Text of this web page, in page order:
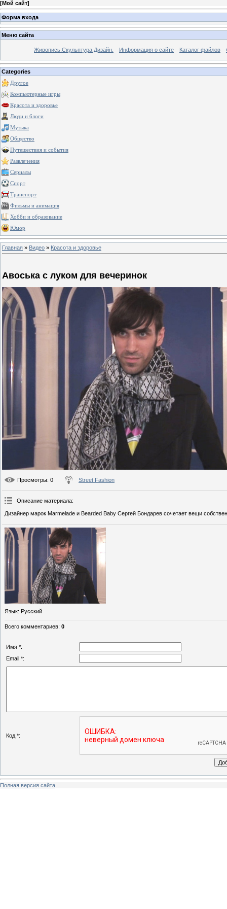
[Мой сайт]
Форма входа
Меню сайта
Живопись.Скульптура.Дизайн. Информация о сайте Каталог файлов
Categories
Другое
Компьютерные игры
Красота и здоровье
Люди и блоги
Музыка
Общество
Путешествия и события
Развлечения
Сериалы
Спорт
Транспорт
Фильмы и анимация
Хобби и образование
Юмор
Главная » Видео » Красота и здоровье
Авоська с луком для вечеринок
Просмотры: 0 Street Fashion
Описание материала:
Дизайнер марок Marmelade и Bearded Baby Сергей Бондарев сочетает вещи
Язык: Русский
Всего комментариев: 0
Имя *:
Email *:
Код *:
Полная версия сайта